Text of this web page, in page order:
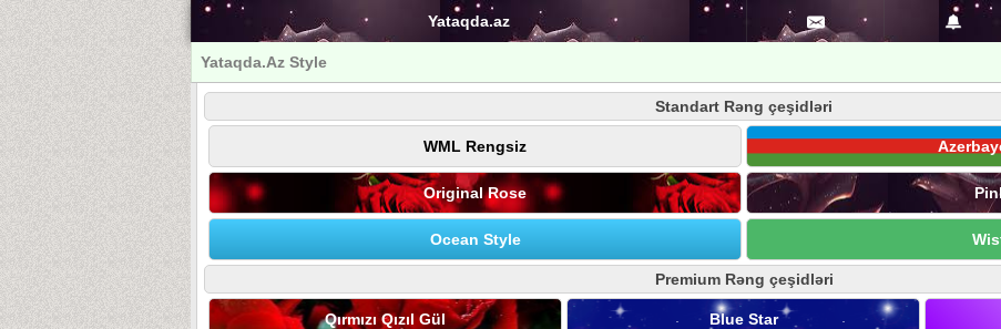
Yataqda.az
Yataqda.Az Style
Standart Rəng çeşidləri
WML Rengsiz
Original Rose
Ocean Style
Premium Rəng çeşidləri
Qırmızı Qızıl Gül Blue Star